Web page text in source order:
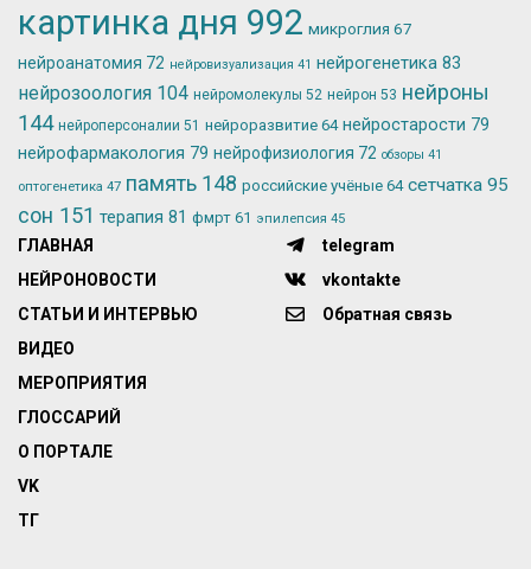
картинка дня 992 микроглия 67
нейроанатомия 72 нейровизуализация 41 нейрогенетика 83
нейрозоология 104 нейромолекулы 52 нейрон 53 нейроны
144 нейроперсоналии 51 нейроразвитие 64 нейростарости 79
нейрофармакология 79 нейрофизиология 72 обзоры 41
оптогенетика 47 память 148 российские учёные 64 сетчатка 95
сон 151 терапия 81 фмрт 61 эпилепсия 45
ГЛАВНАЯ
НЕЙРОНОВОСТИ
СТАТЬИ И ИНТЕРВЬЮ
ВИДЕО
МЕРОПРИЯТИЯ
ГЛОССАРИЙ
О ПОРТАЛЕ
VK
ТГ
telegram
vkontakte
Обратная связь